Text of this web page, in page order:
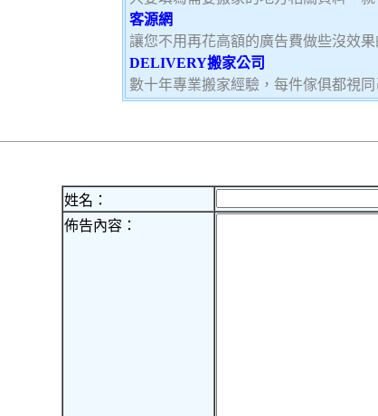
客源網
讓您不用再花高額的廣告費做些沒效
DELIVERY搬家公司
數十年專業搬家經驗，每件傢俱都視
姓名：
佈告內容：